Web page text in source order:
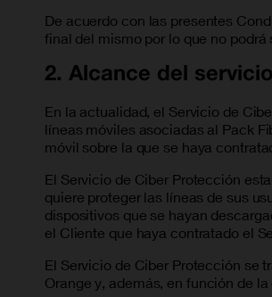
De acuerdo con las presentes
final del mismo por lo que no
2. Alcance del
En la actualidad, el Servicio de
líneas móviles asociadas al Pack
móvil sobre la que se haya
El Servicio de Ciber Protección
quiere proteger las líneas de sus
dispositivos que se hayan
el Cliente que haya contratado el
El Servicio de Ciber Protección se
Orange y, además, en función de